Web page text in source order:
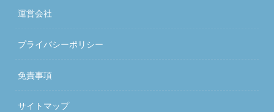
運営会社
プライバシーポリシー
免責事項
サイトマップ